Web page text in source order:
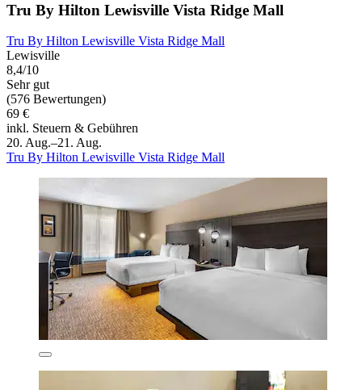
Tru By Hilton Lewisville Vista Ridge Mall
Tru By Hilton Lewisville Vista Ridge Mall
Lewisville
8,4/10
Sehr gut
(576 Bewertungen)
69 €
inkl. Steuern & Gebühren
20. Aug.–21. Aug.
Tru By Hilton Lewisville Vista Ridge Mall